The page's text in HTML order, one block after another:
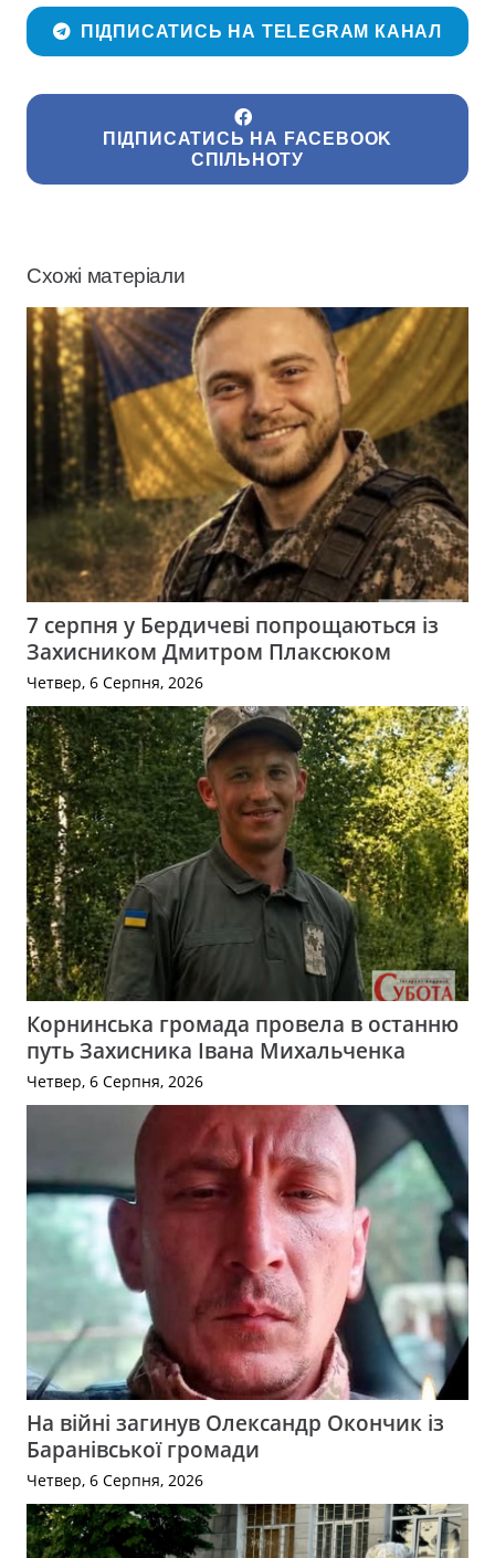
ПІДПИСАТИСЬ НА TELEGRAM КАНАЛ
ПІДПИСАТИСЬ НА FACEBOOK
СПІЛЬНОТУ
Схожі матеріали
7 серпня у Бердичеві попрощаються із
Захисником Дмитром Плаксюком
Четвер, 6 Серпня, 2026
Корнинська громада провела в останню
путь Захисника Івана Михальченка
Четвер, 6 Серпня, 2026
На війні загинув Олександр Окончик із
Баранівської громади
Четвер, 6 Серпня, 2026